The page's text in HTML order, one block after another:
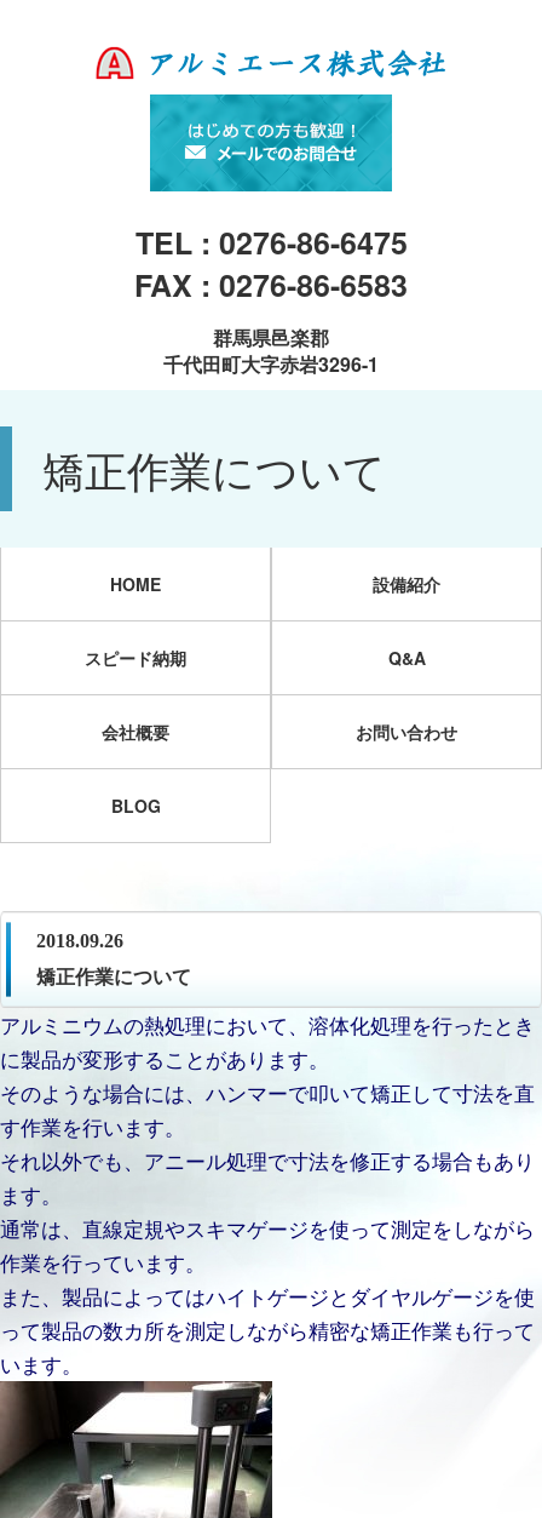
TEL : 0276-86-6475
FAX : 0276-86-6583
群馬県邑楽郡
千代田町大字赤岩3296-1
矯正作業について
HOME 設備紹介
スピード納期 Q&A
会社概要 お問い合わせ
BLOG
2018.09.26
矯正作業について
アルミニウムの熱処理において、溶体化処理を行ったとき
に製品が変形することがあります。
そのような場合には、ハンマーで叩いて矯正して寸法を直
す作業を行います。
それ以外でも、アニール処理で寸法を修正する場合もあり
ます。
通常は、直線定規やスキマゲージを使って測定をしながら
作業を行っています。
また、製品によってはハイトゲージとダイヤルゲージを使
って製品の数カ所を測定しながら精密な矯正作業も行って
います。